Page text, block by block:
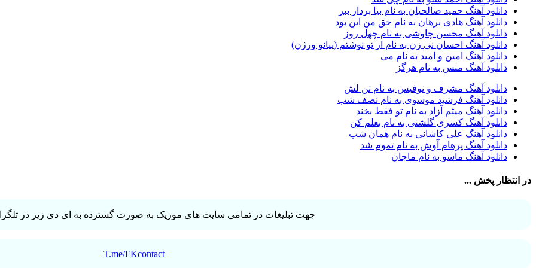
آرش AP و مسیح
29
آرش آج1
آرش آرام1
آرش ای پی2
آرش تشکری1
آرش جلالی و آقا فرا1
آرش حسینی
آرش خان احمدی1
آرش داوری1
آرش رادان1
آرش رستمى1
آرش شعبانی2
آرش عزیزی1
آرش عنقا1
آرش فرخزاد نباتی
دانلود آهنگ حمید صالحیان به نام بیا بردار ببر
دانلود آهنگ هادی برهان به نام حق من این بود
دانلود آهنگ محسن چاوشی به نام چهل روز
دانلود آهنگ احسان نی زن به نام از تو نوشتم (پیانو ورژن)
دانلود آهنگ امین و امید به نام می
دانلود آهنگ منس به نام هرگز
دانلود آهنگ مشرف و نوفیس به نام تن لش
دانلود آهنگ فرشید موسوی به نام نصف شب
دانلود آهنگ میثم آزاد به نام تو فقط بخند
دانلود آهنگ کسری گلشنی به نام بغلم کن
دانلود آهنگ علی کاشانی به نام همان شب
دانلود آهنگ پرهام آوش به نام تموم شد
دانلود آهنگ ماسو به نام ماجان
در انتظار پخش ...
جهت تبلیغات در تمامی سایت های موزیک به صورت گسترده به ای دی زیر در
T.me/FKcontact